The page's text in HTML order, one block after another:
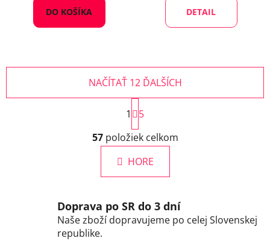
DO KOŠÍKA DETAIL
O
v
l
á
d
c
i
NAČÍTAŤ 12 ĎALŠÍCH
S
t
r
á
n
k
n
i
1
5
57položiek celkom
HORE
Doprava po SR do 3 dní
Naše zboží dopravujeme po celej Slovenskej
republike.